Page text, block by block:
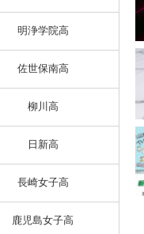
明浄学院高
佐世保南高
柳川高
日新高
長崎女子高
鹿児島女子高